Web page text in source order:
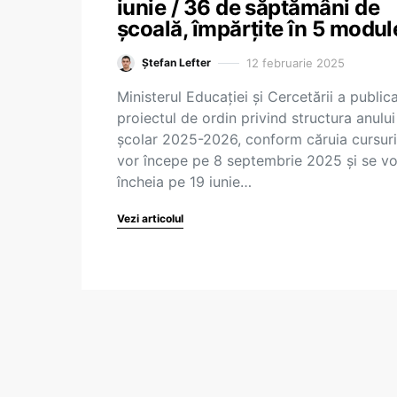
iunie / 36 de săptămâni de
școală, împărțite în 5
Ștefan Lefter 12 februarie 2025
Ministerul Educației și Cercetării a
proiectul de ordin privind structura anului
școlar 2025-2026, conform căruia
vor începe pe 8 septembrie 2025 și se
încheia pe 19 iunie…
Vezi articolul